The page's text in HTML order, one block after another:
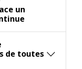
un
de toutes